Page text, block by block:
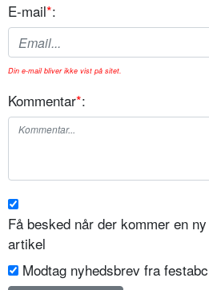
E-mail*:
Din e-mail bliver ikke vist på sitet.
Kommentar*:
Få besked når der kommer en
artikel
Modtag nyhedsbrev fra